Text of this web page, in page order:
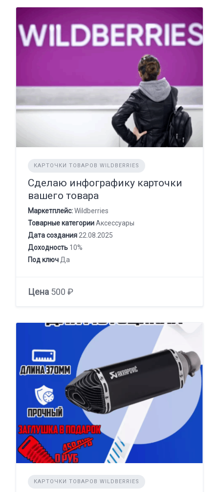
КАРТОЧКИ ТОВАРОВ WILDBERRIES
Сделаю инфографику карточки
вашего товара
Маркетплейс:Wildberries
Товарные категорииАксессуары
Дата создания 22.08.2025
Доходность 10%
Под ключ Да
Цена 500 ₽
КАРТОЧКИ ТОВАРОВ WILDBERRIES